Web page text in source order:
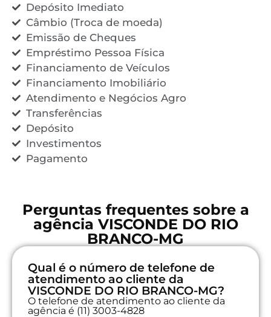
Depósito Imediato
Câmbio (Troca de moeda)
Emissão de Cheques
Empréstimo Pessoa Física
Financiamento de Veículos
Financiamento Imobiliário
Atendimento e Negócios Agro
Transferências
Depósito
Investimentos
Pagamento
Perguntas frequentes sobre a
agência VISCONDE DO RIO
BRANCO-MG
Qual é o número de telefone de
atendimento ao cliente da
VISCONDE DO RIO BRANCO-MG?
O telefone de atendimento ao cliente da
agência é (11) 3003-4828